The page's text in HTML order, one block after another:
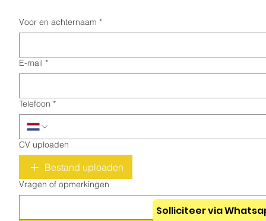
Voor en achternaam *
E-mail *
Telefoon *
CV uploaden
Bestand uploaden
Vragen of opmerkingen
Solliciteer via